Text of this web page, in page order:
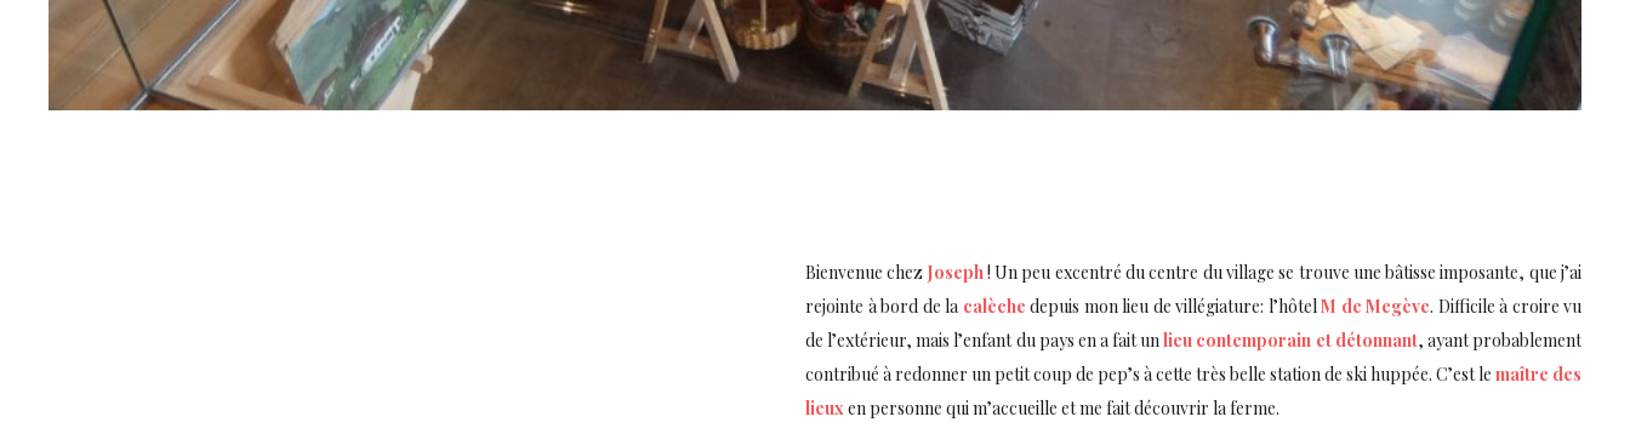
Bienvenue chez Joseph ! Un peu excentré du centre du village se trouve une bâtisse imposante, que j’ai
rejointe à bord de la calèche depuis mon lieu de villégiature: l’hôtel M de Megève. Difficile à croire vu
de l’extérieur, mais l’enfant du pays en a fait unlieu contemporain et détonnant, ayant probablement
contribué à redonner un petit coup de pep’s à cette très belle station de ski huppée. C’est le maître des
lieux en personne qui m’accueille et me fait découvrir la ferme.